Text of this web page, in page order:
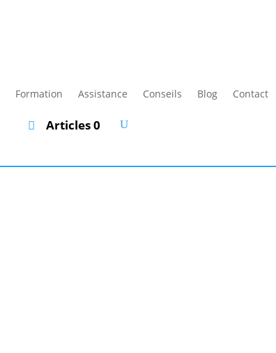
Formation Assistance Conseils Blog Contact
Articles 0